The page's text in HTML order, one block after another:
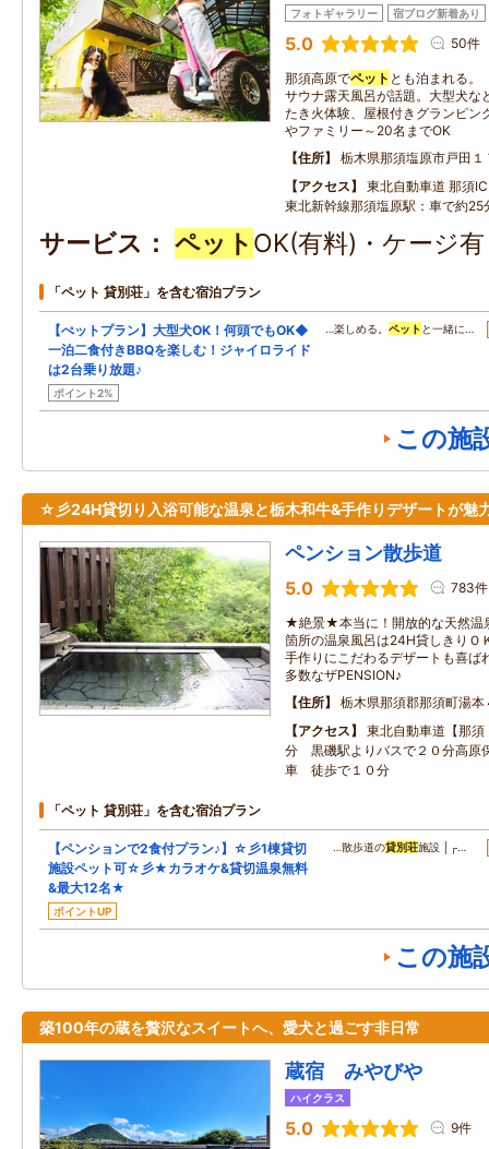
フォトギャラリー 宿ブログ新着あり
5.0 50件
那須高原でペット とも泊まれる。
サウナ露天風呂が話題。大型犬な
たき火体験、屋根付きグランピン
やファミリー～20名までOK
住所
栃木県那須塩原市戸田１
アクセス
東北自動車道 那須
東北新幹線那須塩原駅：車で約25
サービス ペット OK(有料)・ケージ
「ペット 貸別荘」を含む宿泊プラン
【ぺットプラン】大型犬OK！何頭でもOK◆
一泊二食付きBBQを楽しむ！ジャイロライド
は2台乗り放題♪
ポイント2%
…楽しめる。 ペット と一緒に…
この施
☆彡24H貸切り入浴可能な温泉と栃木和牛&手作りデザートが魅
ペンション散歩道
5.0 783件
★絶景★本当に！開放的な天然温
箇所の温泉風呂は24H貸しきりＯ
手作りにこだわるデザートも喜ば
多数なザPENSION♪
住所
栃木県那須郡那須町湯本
アクセス
東北自動車道【那
分 黒磯駅よりバスで２０分高原
車 徒歩で１０分
「ペット 貸別荘」を含む宿泊プラン
【ペンションで2食付プラン♪】☆彡1棟貸切
施設ペット可☆彡★カラオケ&貸切温泉無料
&最大12名★
ポイントUP
…散歩道の貸別荘施設 │┌…
この施
築100年の蔵を贅沢なスイートへ、愛犬と過ごす非日常
蔵宿 みやびや
ハイクラス
5.0 9件